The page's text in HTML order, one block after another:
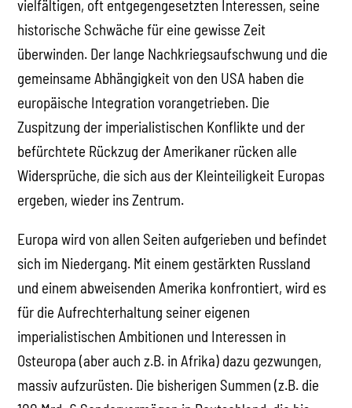
vielfältigen, oft entgegengesetzten Interessen, seine
historische Schwäche für eine gewisse Zeit
überwinden. Der lange Nachkriegsaufschwung und die
gemeinsame Abhängigkeit von den USA haben die
europäische Integration vorangetrieben. Die
Zuspitzung der imperialistischen Konflikte und der
befürchtete Rückzug der Amerikaner rücken alle
Widersprüche, die sich aus der Kleinteiligkeit Europas
ergeben, wieder ins Zentrum.
Europa wird von allen Seiten aufgerieben und befindet
sich im Niedergang. Mit einem gestärkten Russland
und einem abweisenden Amerika konfrontiert, wird es
für die Aufrechterhaltung seiner eigenen
imperialistischen Ambitionen und Interessen in
Osteuropa (aber auch z.B. in Afrika) dazu gezwungen,
massiv aufzurüsten. Die bisherigen Summen (z.B. die